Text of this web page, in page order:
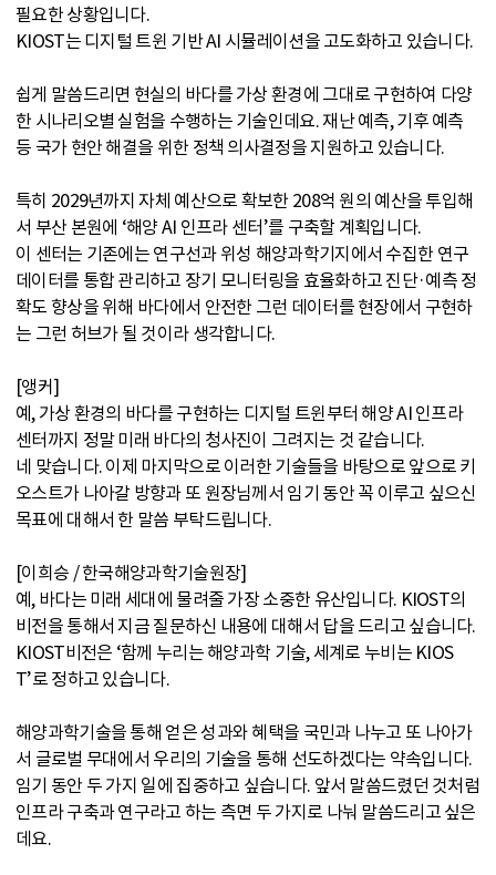
필요한 상황입니다.
KIOST는 디지털 트윈 기반 AI 시뮬레이션을 고도화하고 있습니다.
쉽게 말씀드리면 현실의 바다를 가상 환경에 그대로 구현하여 다양
한 시나리오별 실험을 수행하는 기술인데요. 재난 예측, 기후 예측
등 국가 현안 해결을 위한 정책 의사결정을 지원하고 있습니다.
특히 2029년까지 자체 예산으로 확보한 208억 원의 예산을 투입해
서 부산 본원에 ‘해양 AI 인프라 센터’를 구축할 계획입니다.
이 센터는 기존에는 연구선과 위성 해양과학기지에서 수집한 연구
데이터를 통합 관리하고 장기 모니터링을 효율화하고 진단·예측 정
확도 향상을 위해 바다에서 안전한 그런 데이터를 현장에서 구현하
는 그런 허브가 될 것이라 생각합니다.
[앵커]
예, 가상 환경의 바다를 구현하는 디지털 트윈부터 해양 AI 인프라
센터까지 정말 미래 바다의 청사진이 그려지는 것 같습니다.
네 맞습니다. 이제 마지막으로 이러한 기술들을 바탕으로 앞으로 키
오스트가 나아갈 방향과 또 원장님께서 임기 동안 꼭 이루고 싶으신
목표에 대해서 한 말씀 부탁드립니다.
[이희승 / 한국해양과학기술원장]
예, 바다는 미래 세대에 물려줄 가장 소중한 유산입니다. KIOST의
비전을 통해서 지금 질문하신 내용에 대해서 답을 드리고 싶습니다.
KIOST비전은 ‘함께 누리는 해양과학 기술, 세계로 누비는 KIOS
T’로 정하고 있습니다.
해양과학기술을 통해 얻은 성과와 혜택을 국민과 나누고 또 나아가
서 글로벌 무대에서 우리의 기술을 통해 선도하겠다는 약속입니다.
임기 동안 두 가지 일에 집중하고 싶습니다. 앞서 말씀드렸던 것처럼
인프라 구축과 연구라고 하는 측면 두 가지로 나눠 말씀드리고 싶은
데요.